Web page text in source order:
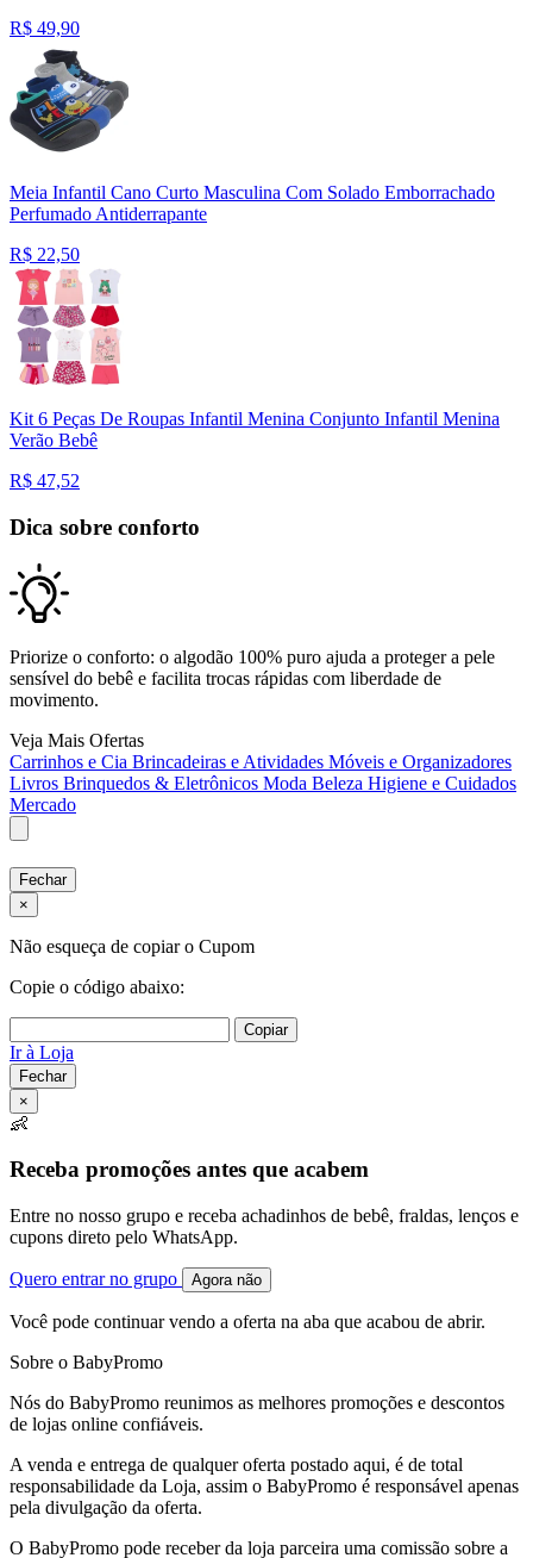
R$ 49,90
Meia Infantil Cano Curto Masculina Com Solado Emborrachado
Perfumado Antiderrapante
R$ 22,50
Kit 6 Peças De Roupas Infantil Menina Conjunto Infantil Menina
Verão Bebê
R$ 47,52
Dica sobre conforto
Priorize o conforto: o algodão 100% puro ajuda a proteger a pele
sensível do bebê e facilita trocas rápidas com liberdade de
movimento.
Veja Mais Ofertas
Carrinhos e Cia Brincadeiras e Atividades Móveis e Organizadores
Livros Brinquedos & Eletrônicos Moda Beleza Higiene e Cuidados
Mercado
Fechar
×
Não esqueça de copiar o Cupom
Copie o código abaixo:
Copiar
Ir à Loja
Fechar
×
👶
Receba promoções antes que acabem
Entre no nosso grupo e receba achadinhos de bebê, fraldas, lenços e
cupons direto pelo WhatsApp.
Quero entrar no grupo Agora não
Você pode continuar vendo a oferta na aba que acabou de abrir.
Sobre o BabyPromo
Nós do BabyPromo reunimos as melhores promoções e descontos
de lojas online confiáveis.
A venda e entrega de qualquer oferta postado aqui, é de total
responsabilidade da Loja, assim o BabyPromo é responsável apenas
pela divulgação da oferta.
O BabyPromo pode receber da loja parceira uma comissão sobre a